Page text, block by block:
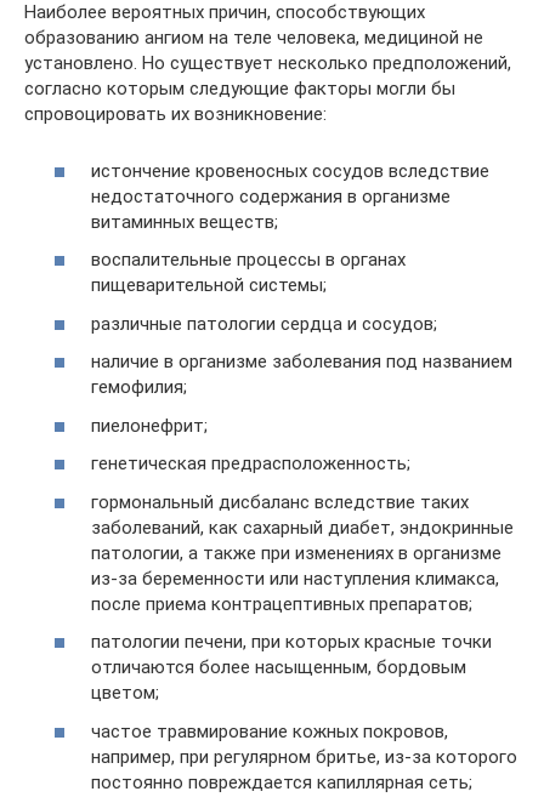
Наиболее вероятных причин, способствующих
образованию ангиом на теле человека, медициной не
установлено. Но существует несколько предположений,
согласно которым следующие факторы могли бы
спровоцировать их возникновение:
истончение кровеносных сосудов вследствие
недостаточного содержания в организме
витаминных веществ;
воспалительные процессы в органах
пищеварительной системы;
различные патологии сердца и сосудов;
наличие в организме заболевания под названием
гемофилия;
пиелонефрит;
генетическая предрасположенность;
гормональный дисбаланс вследствие таких
заболеваний, как сахарный диабет, эндокринные
патологии, а также при изменениях в организме
из-за беременности или наступления климакса,
после приема контрацептивных препаратов;
патологии печени, при которых красные точки
отличаются более насыщенным, бордовым
цветом;
частое травмирование кожных покровов,
например, при регулярном бритье, из-за которого
постоянно повреждается капиллярная сеть;